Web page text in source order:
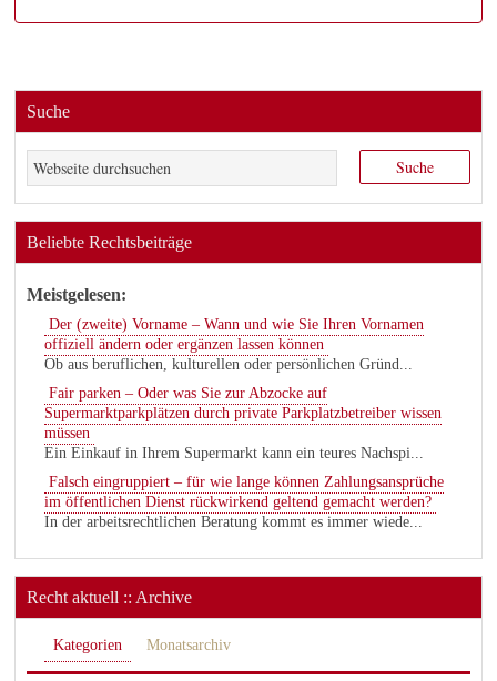
Suche
Beliebte Rechtsbeiträge
Meistgelesen:
Der (zweite) Vorname – Wann und wie Sie Ihren Vornamen
offiziell ändern oder ergänzen lassen können
Ob aus beruflichen, kulturellen oder persönlichen Gründ...
Fair parken – Oder was Sie zur Abzocke auf
Supermarktparkplätzen durch private Parkplatzbetreiber wissen
müssen
Ein Einkauf in Ihrem Supermarkt kann ein teures Nachspi...
Falsch eingruppiert – für wie lange können Zahlungsansprüche
im öffentlichen Dienst rückwirkend geltend gemacht werden?
In der arbeitsrechtlichen Beratung kommt es immer wiede...
Recht aktuell :: Archive
Kategorien Monatsarchiv